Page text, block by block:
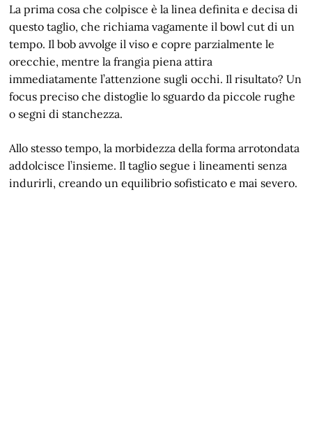
La prima cosa che colpisce è la linea definita e decisa di
questo taglio, che richiama vagamente il bowl cut di un
tempo. Il bob avvolge il viso e copre parzialmente le
orecchie, mentre la frangia piena attira
immediatamente l’attenzione sugli occhi. Il risultato? Un
focus preciso che distoglie lo sguardo da piccole rughe
o segni di stanchezza.
Allo stesso tempo, la morbidezza della forma arrotondata
addolcisce l’insieme. Il taglio segue i lineamenti senza
indurirli, creando un equilibrio sofisticato e mai severo.